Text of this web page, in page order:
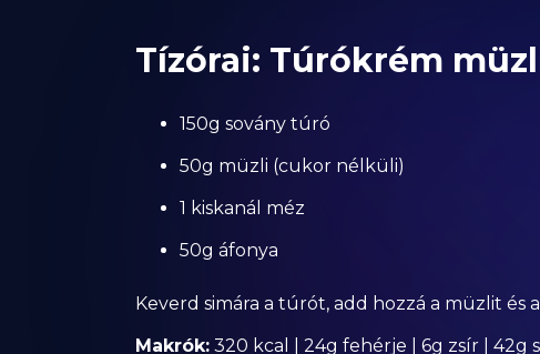
Tízórai: Túrókrém
150g sovány túró
50g müzli (cukor nélküli)
1 kiskanál méz
50g áfonya
Keverd simára a túrót, add hozzá a müzlit és
Makrók: 320 kcal | 24g fehérje | 6g zsír | 42g